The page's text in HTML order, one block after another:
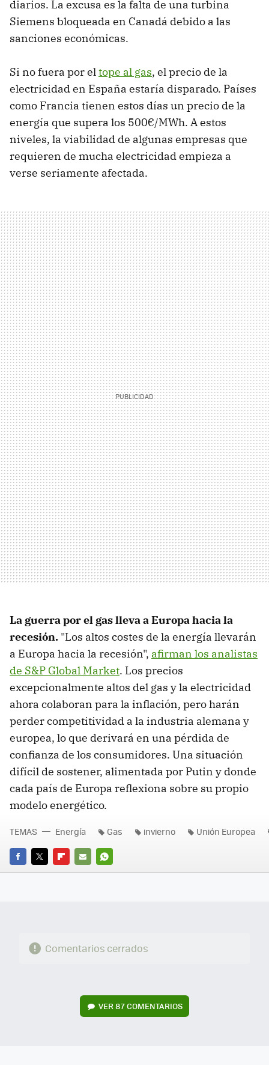
diarios. La excusa es la falta de una turbina
Siemens bloqueada en Canadá debido a las
sanciones económicas.
Si no fuera por eltope al gas, el precio de la
electricidad en España estaría disparado. Países
como Francia tienen estos días un precio de la
energía que supera los 500€/MWh. A estos
niveles, la viabilidad de algunas empresas que
requieren de mucha electricidad empieza a
verse seriamente afectada.
La guerra por el gas lleva a Europa hacia la
recesión. "Los altos costes de la energía llevarán
a Europa hacia la recesión", afirman los analistas
de S&P Global Market. Los precios
excepcionalmente altos del gas y la electricidad
ahora colaboran para la inflación, pero harán
perder competitividad a la industria alemana y
europea, lo que derivará en una pérdida de
confianza de los consumidores. Una situación
difícil de sostener, alimentada por Putin y donde
cada país de Europa reflexiona sobre su propio
modelo energético.
FACEBOOK
TWITTERFLIPBOARD
E-
WHATSAPP
TEMAS Energía Gas invierno Unión Europea
Comentarios cerrados
VER87 COMENTARIOS